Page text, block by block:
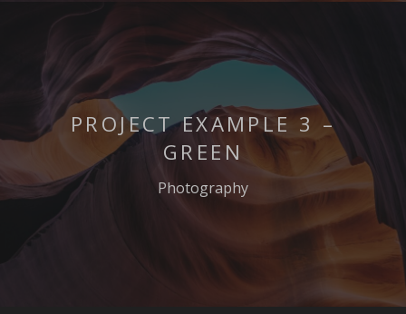
PROJECT EXAMPLE 3 –
GREEN
Photography